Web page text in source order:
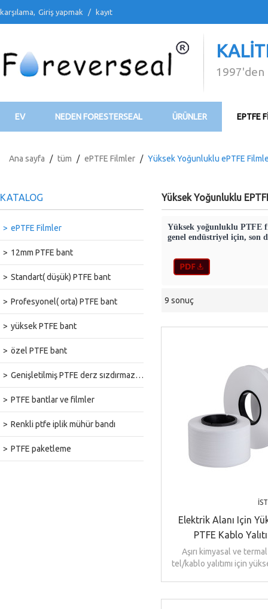
karşılama, Giriş yapmak / kayıt
1997'den
EV NEDEN FORESTERSEAL ÜRÜNLER EPTFE
Ana sayfa
/ tüm / ePTFE Filmler / Yüksek Yoğunluklu ePTFE
KATALOG
ePTFE Filmler
12mm PTFE bant
Standart( düşük) PTFE bant
Profesyonel( orta) PTFE bant
yüksek PTFE bant
özel PTFE bant
Genişletilmiş PTFE derz sızdırmazlık bandı
PTFE bantlar ve filmler
Renkli ptfe iplik mühür bandı
PTFE paketleme
Yüksek Yoğunluklu
Yüksek yoğunluklu PTFE
genel endüstriyel için, son
9 sonuç
vitrin
Elektrik Alanı Için
PTFE Kablo
Aşırı kimyasal ve
tel/kablo yalıtımı için